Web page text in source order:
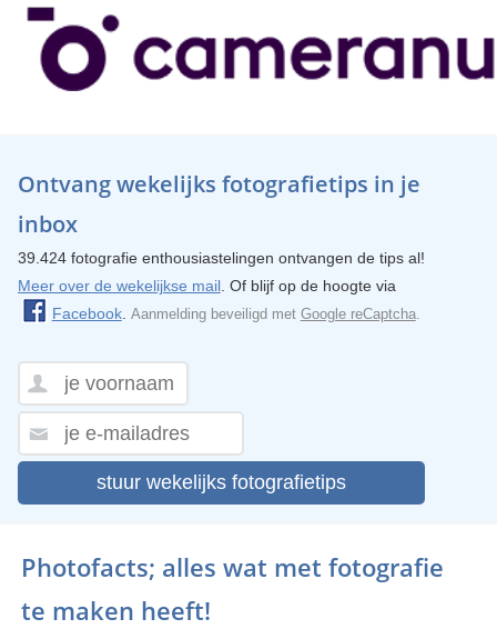
Ontvang wekelijks fotografietips in je
inbox
39.424 fotografie enthousiastelingen ontvangen de tips al!
Meer over de wekelijkse mail. Of blijf op de hoogte via
Facebook. Aanmelding beveiligd met Google reCaptcha.
stuur wekelijks fotografietips
Photofacts; alles wat met fotografie
te maken heeft!